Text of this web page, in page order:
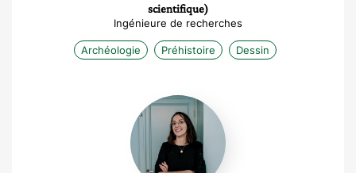
scientifique)
Ingénieure de recherches
Archéologie Préhistoire Dessin
Amélie
Forget